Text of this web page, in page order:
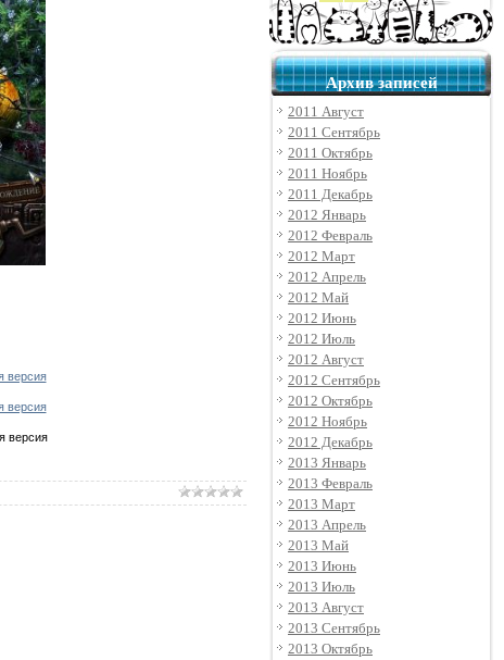
Архив записей
2011 Август
2011 Сентябрь
2011 Октябрь
2011 Ноябрь
2011 Декабрь
2012 Январь
2012 Февраль
2012 Март
2012 Апрель
2012 Май
2012 Июнь
2012 Июль
2012 Август
2012 Сентябрь
2012 Октябрь
2012 Ноябрь
2012 Декабрь
2013 Январь
2013 Февраль
2013 Март
2013 Апрель
2013 Май
2013 Июнь
2013 Июль
2013 Август
2013 Сентябрь
2013 Октябрь